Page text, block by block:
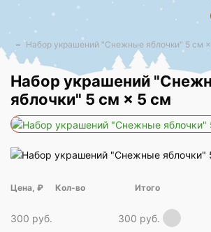
Набор украшений "Снежные яблочки" 5 см
Набор украшений
яблочки" 5 см × 5 см
Цена, ₽ Итого
300 руб. 300 руб.